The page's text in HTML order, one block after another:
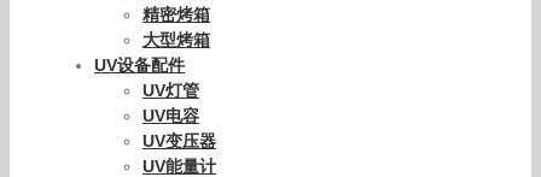
精密烤箱
大型烤箱
UV设备配件
UV灯管
UV电容
UV变压器
UV能量计